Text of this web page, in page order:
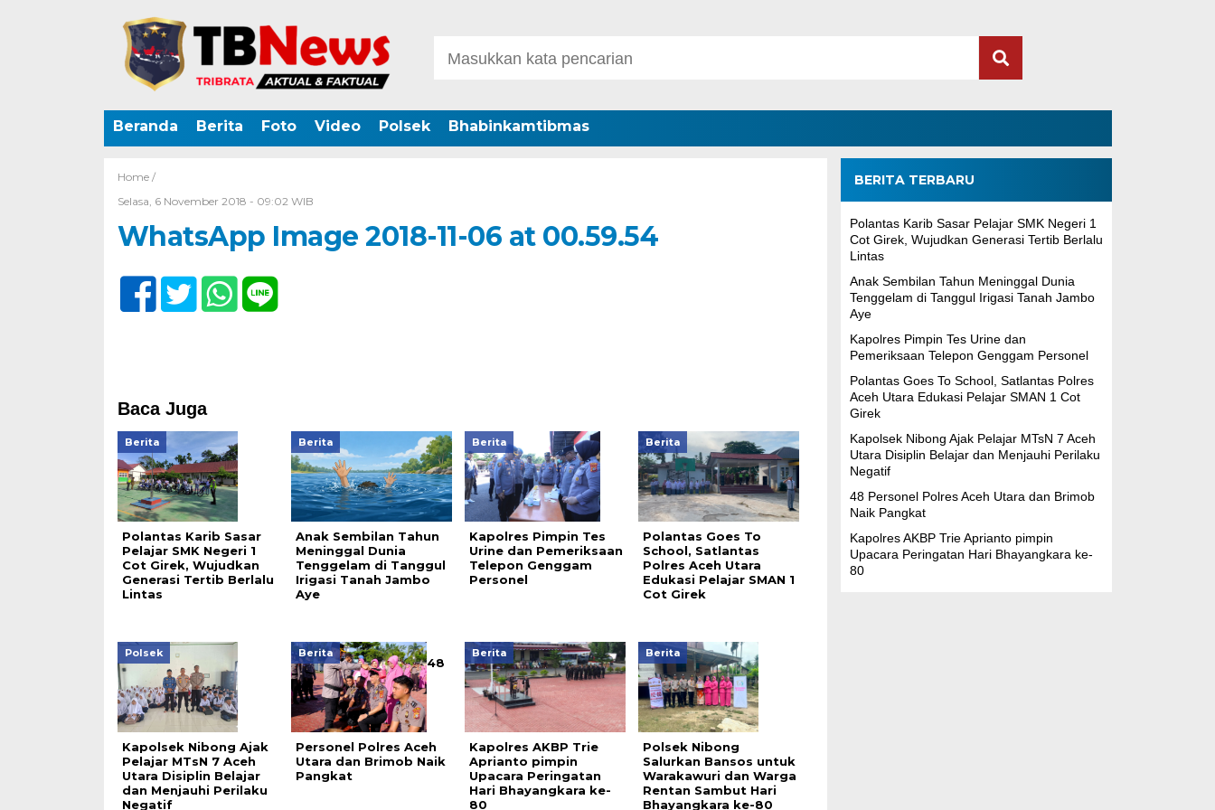
Beranda Berita Foto Video Polsek Bhabinkamtibmas
Home /
Selasa, 6 November 2018 - 09:02 WIB
WhatsApp Image 2018-11-06 at 00.59.54
Baca Juga
Berita
Polantas Karib Sasar
Pelajar SMK Negeri 1
Cot Girek, Wujudkan
Generasi Tertib Berlalu
Lintas
Berita
Anak Sembilan Tahun
Meninggal Dunia
Tenggelam di Tanggul
Irigasi Tanah Jambo
Aye
Berita
Kapolres Pimpin Tes
Urine dan Pemeriksaan
Telepon Genggam
Personel
Berita
Polantas Goes To
School, Satlantas
Polres Aceh Utara
Edukasi Pelajar SMAN 1
Cot Girek
Polsek
Kapolsek Nibong Ajak
Pelajar MTsN 7 Aceh
Utara Disiplin Belajar
dan Menjauhi Perilaku
Negatif
Berita
48
Personel Polres Aceh
Utara dan Brimob Naik
Pangkat
Berita
Kapolres AKBP Trie
Aprianto pimpin
Upacara Peringatan
Hari Bhayangkara ke-
80
Berita
Polsek Nibong
Salurkan Bansos untuk
Warakawuri dan Warga
Rentan Sambut Hari
Bhayangkara ke-80
BERITA TERBARU
Polantas Karib Sasar Pelajar SMK Negeri 1
Cot Girek, Wujudkan Generasi Tertib Berlalu
Lintas
Anak Sembilan Tahun Meninggal Dunia
Tenggelam di Tanggul Irigasi Tanah Jambo
Aye
Kapolres Pimpin Tes Urine dan
Pemeriksaan Telepon Genggam Personel
Polantas Goes To School, Satlantas Polres
Aceh Utara Edukasi Pelajar SMAN 1 Cot
Girek
Kapolsek Nibong Ajak Pelajar MTsN 7 Aceh
Utara Disiplin Belajar dan Menjauhi Perilaku
Negatif
48 Personel Polres Aceh Utara dan Brimob
Naik Pangkat
Kapolres AKBP Trie Aprianto pimpin
Upacara Peringatan Hari Bhayangkara ke-
80